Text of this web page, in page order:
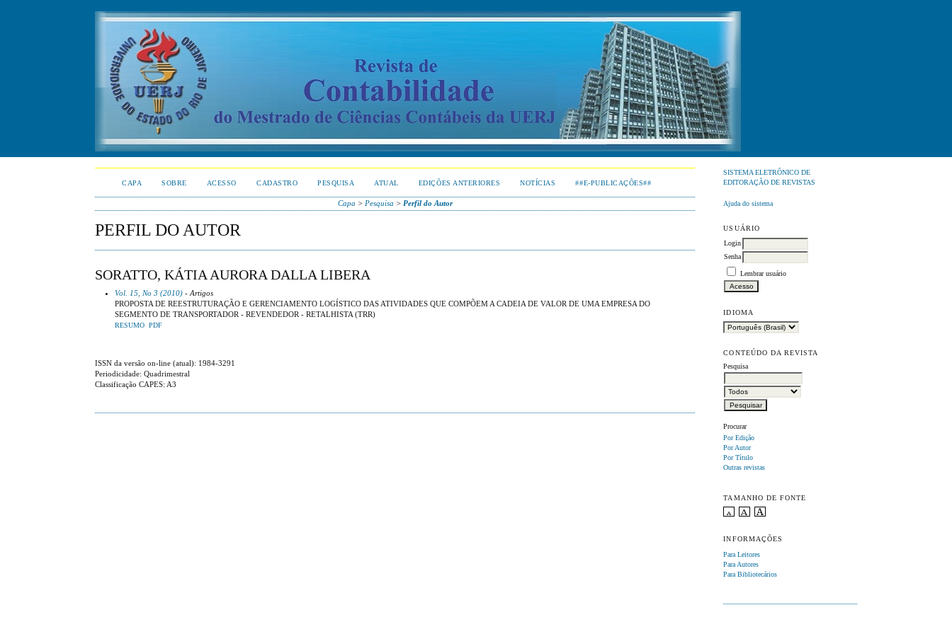
SISTEMA ELETRÔNICO DE
EDITORAÇÃO DE REVISTAS
Ajuda do sistema
USUÁRIO
Login
Senha
Lembrar usuário
IDIOMA
CONTEÚDO DA REVISTA
Pesquisa
Procurar
Por Edição
Por Autor
Por Título
Outras revistas
TAMANHO DE FONTE
INFORMAÇÕES
Para Leitores
Para Autores
Para Bibliotecários
CAPA SOBRE ACESSO CADASTRO PESQUISA ATUAL EDIÇÕES ANTERIORES NOTÍCIAS ##E-PUBLICAÇÕES##
Capa > Pesquisa > Perfil do Autor
PERFIL DO AUTOR
SORATTO, KÁTIA AURORA DALLA LIBERA
Vol. 15, No 3 (2010) - Artigos
PROPOSTA DE REESTRUTURAÇÃO E GERENCIAMENTO LOGÍSTICO DAS ATIVIDADES QUE COMPÕEM A CADEIA DE VALOR DE UMA EMPRESA DO
SEGMENTO DE TRANSPORTADOR - REVENDEDOR - RETALHISTA (TRR)
RESUMO PDF
ISSN da versão on-line (atual): 1984-3291
Periodicidade: Quadrimestral
Classificação CAPES: A3